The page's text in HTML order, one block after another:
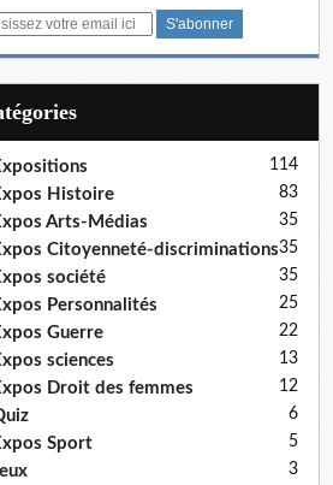
114
Histoire 83
Arts-Médias 35
Citoyenneté-discriminations35
société 35
Personnalités 25
Guerre 22
sciences 13
Droit des femmes 12
6
Sport 5
3